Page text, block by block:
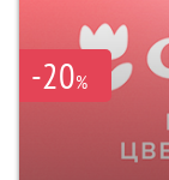
-20%